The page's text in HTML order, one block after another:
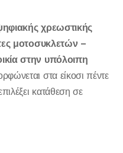
χρεωστικής
μοτοσυκλετών –
στην υπόλοιπη
στα είκοσι πέντε
κατάθεση σε